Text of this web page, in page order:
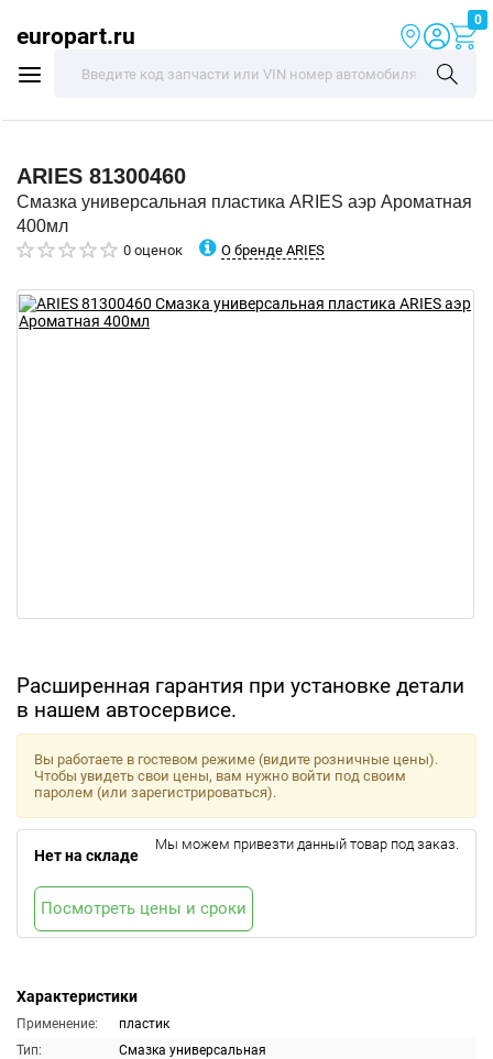
europart.ru
0
ARIES 81300460
Смазка универсальная пластика ARIES аэр Ароматная
400мл
0 оценок О бренде ARIES
Расширенная гарантия при установке детали
в нашем автосервисе.
Характеристики
Применение:
пластик
Тип:
Смазка универсальная
Вы работаете в гостевом режиме (видите розничные цены).
Чтобы увидеть свои цены, вам нужно войти под своим
паролем (или зарегистрироваться).
Нет на складе
Мы можем привезти данный товар под заказ.
Посмотреть цены и сроки